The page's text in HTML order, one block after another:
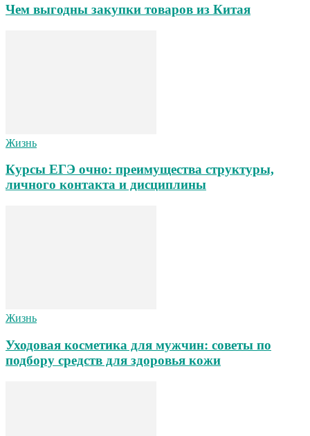
Чем выгодны закупки товаров из Китая
Жизнь
Курсы ЕГЭ очно: преимущества структуры,
личного контакта и дисциплины
Жизнь
Уходовая косметика для мужчин: советы по
подбору средств для здоровья кожи